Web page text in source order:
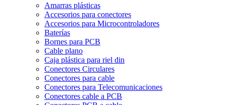
Amarras plásticas
Accesorios para conectores
Accesorios para Microcontroladores
Baterías
Bornes para PCB
Cable plano
Caja plástica para riel din
Conectores Circulares
Conectores para cable
Conectores para Telecomunicaciones
Conectores cable a PCB